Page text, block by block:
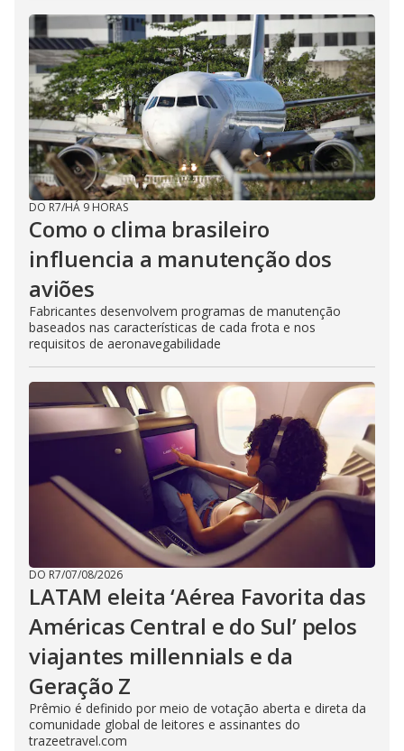
DO R7/HÁ 9 HORAS
Como o clima brasileiro
influencia a manutenção dos
aviões
Fabricantes desenvolvem programas de manutenção
baseados nas características de cada frota e nos
requisitos de aeronavegabilidade
DO R7/07/08/2026
LATAM eleita ‘Aérea Favorita das
Américas Central e do Sul’ pelos
viajantes millennials e da
Geração Z
Prêmio é definido por meio de votação aberta e direta da
comunidade global de leitores e assinantes do
trazeetravel.com